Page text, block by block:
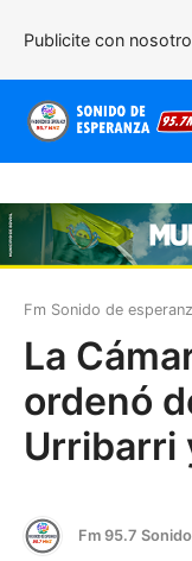
Publicite con
Fm Sonido de
La
ordenó
Urribarri
Fm 95.7